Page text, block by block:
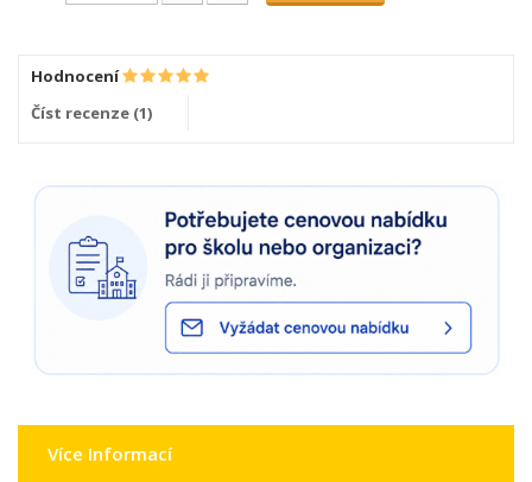
Hodnocení
Číst recenze (1)
Více Informací